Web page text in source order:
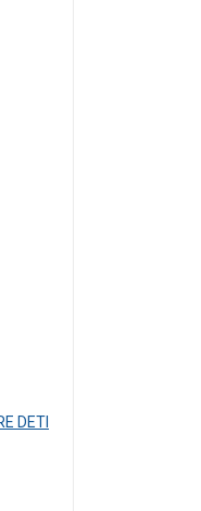
DETI